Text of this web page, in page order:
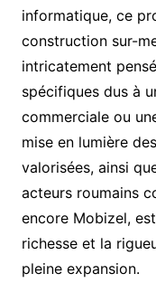
informatique, ce
construction sur-
intricatement
spécifiques dus à
commerciale ou
mise en lumière
valorisées, ainsi
acteurs roumains
encore Mobizel,
richesse et la
pleine expansion.